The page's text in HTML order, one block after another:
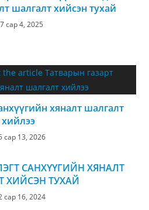
шалгалт хийсэн тухай
7 сар 4, 2025
хяналт шалгалт
хийлээ
сар 13, 2026
САНХҮҮГИЙН ХЯНАЛТ
ХИЙСЭН ТУХАЙ
сар 16, 2024